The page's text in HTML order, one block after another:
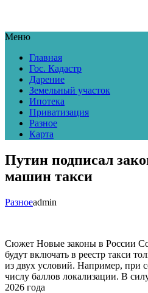
Меню
Главная
Гос. Кадастр
Дарение
Земельный участок
Ипотека
Приватизация
Разное
Карта
Путин подписал
машин такси
Разноеadmin
Сюжет Новые законы в России
будут включать в реестр такси
из двух условий. Например, при
числу баллов локализации. В
2026 года